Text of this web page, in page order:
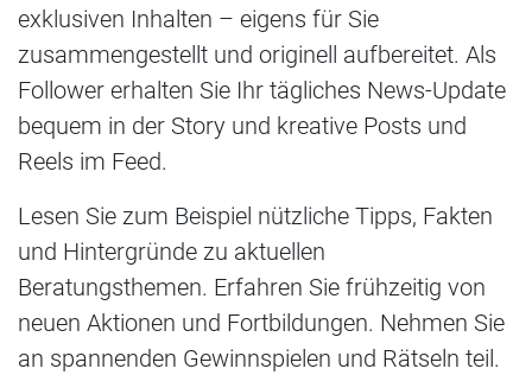
exklusiven Inhalten – eigens für Sie
zusammengestellt und originell aufbereitet. Als
Follower erhalten Sie Ihr tägliches News-Update
bequem in der Story und kreative Posts und
Reels im Feed.
Lesen Sie zum Beispiel nützliche Tipps, Fakten
und Hintergründe zu aktuellen
Beratungsthemen. Erfahren Sie frühzeitig von
neuen Aktionen und Fortbildungen. Nehmen Sie
an spannenden Gewinnspielen und Rätseln teil.